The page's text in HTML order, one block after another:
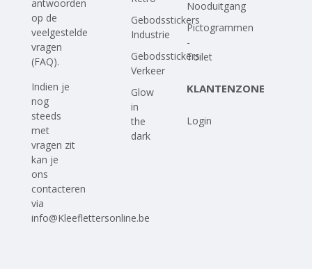
antwoorden
op de
veelgestelde
vragen
(FAQ).
Indien je
nog
steeds
met
vragen zit
kan je
ons
contacteren
via
info@Kleeflettersonline.be
Gebodsstickers
Industrie
Gebodsstickers
Verkeer
Glow
in
the
dark
Nooduitgang
Pictogrammen
-
Toilet
KLANTENZONE
Login